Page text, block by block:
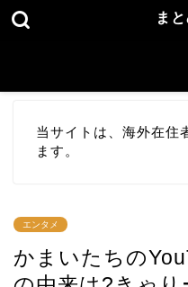
ま
当サイトは、海外在住
ます。
エンタメ
かまいたちの